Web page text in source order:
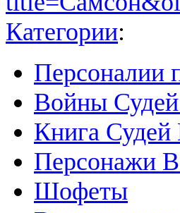
Категории:
Персоналии
Войны
Книга Судей
Персонажи
Шофеты